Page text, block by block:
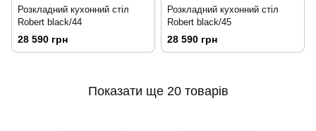
Розкладний кухонний стіл
Robert black/44
28 590 грн
Розкладний кухонний стіл
Robert black/45
28 590 грн
Показати ще 20 товарів